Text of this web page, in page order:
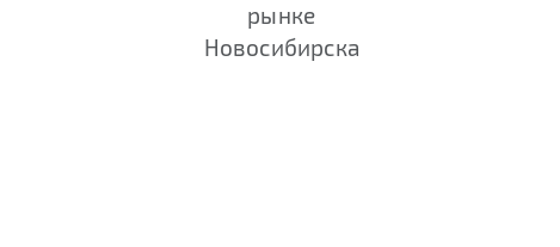
рынке
Новосибирска